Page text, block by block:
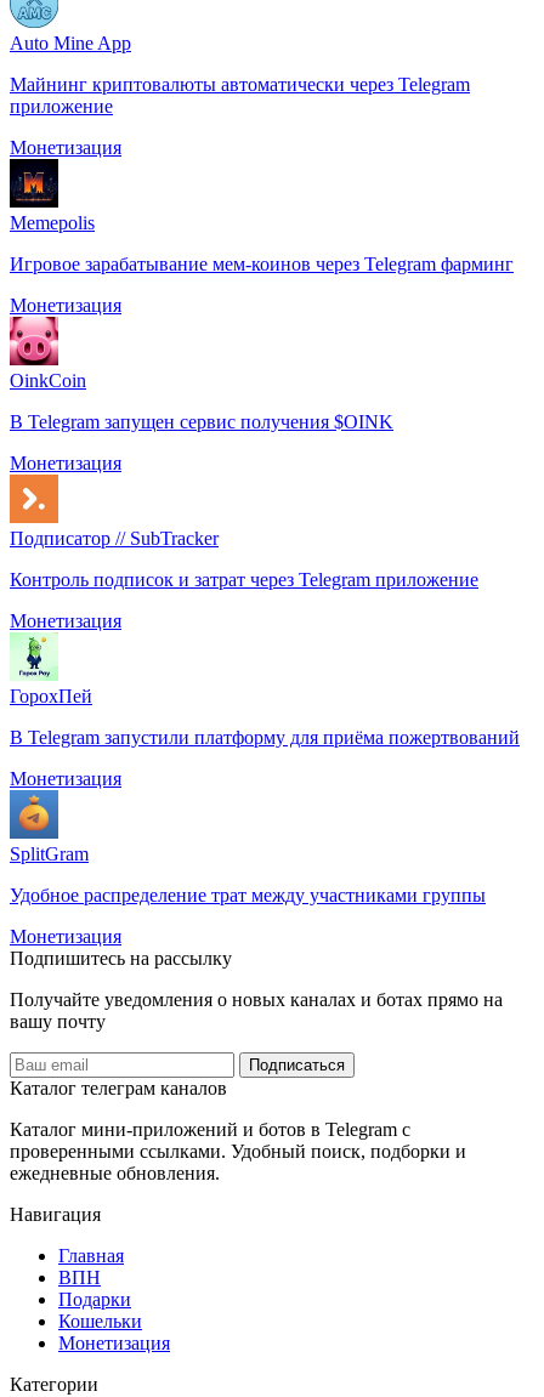
Auto Mine App
Майнинг криптовалюты автоматически через Telegram
приложение
Монетизация
Memepolis
Игровое зарабатывание мем-коинов через Telegram фарминг
Монетизация
OinkCoin
В Telegram запущен сервис получения $OINK
Монетизация
Подписатор // SubTracker
Контроль подписок и затрат через Telegram приложение
Монетизация
ГорохПей
В Telegram запустили платформу для приёма пожертвований
Монетизация
SplitGram
Удобное распределение трат между участниками группы
Монетизация
Подпишитесь на рассылку
Получайте уведомления о новых каналах и ботаx прямо на
вашу почту
Подписаться
Каталог телеграм каналов
Каталог мини-приложений и ботов в Telegram с
проверенными ссылками. Удобный поиск, подборки и
ежедневные обновления.
Навигация
Главная
️ВПН
Подарки
Кошельки
Монетизация
Категории